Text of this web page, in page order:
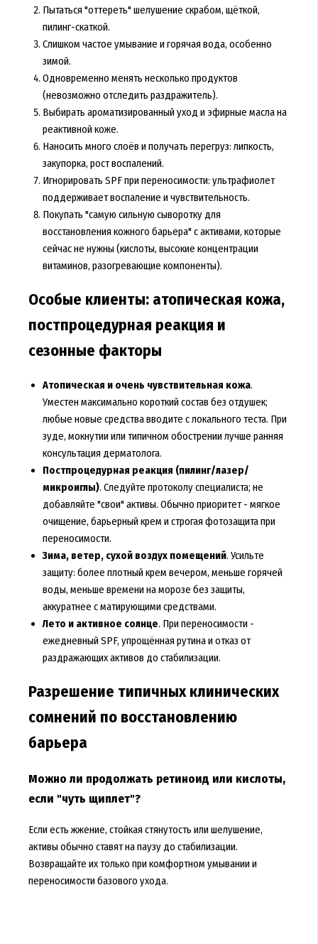
Пытаться "оттереть" шелушение скрабом, щёткой,
пилинг-скаткой.
Слишком частое умывание и горячая вода, особенно
зимой.
Одновременно менять несколько продуктов
(невозможно отследить раздражитель).
Выбирать ароматизированный уход и эфирные масла на
реактивной коже.
Наносить много слоёв и получать перегруз: липкость,
закупорка, рост воспалений.
Игнорировать SPF при переносимости: ультрафиолет
поддерживает воспаление и чувствительность.
Покупать "самую сильную сыворотку для
восстановления кожного барьера" с активами, которые
сейчас не нужны (кислоты, высокие концентрации
витаминов, разогревающие компоненты).
Особые клиенты: атопическая кожа,
постпроцедурная реакция и
сезонные факторы
Атопическая и очень чувствительная кожа.
Уместен максимально короткий состав без отдушек;
любые новые средства вводите с локального теста. При
зуде, мокнутии или типичном обострении лучше ранняя
консультация дерматолога.
Постпроцедурная реакция (пилинг/лазер/
микроиглы). Следуйте протоколу специалиста; не
добавляйте "свои" активы. Обычно приоритет - мягкое
очищение, барьерный крем и строгая фотозащита при
переносимости.
Зима, ветер, сухой воздух помещений. Усильте
защиту: более плотный крем вечером, меньше горячей
воды, меньше времени на морозе без защиты,
аккуратнее с матирующими средствами.
Лето и активное солнце. При переносимости -
ежедневный SPF, упрощённая рутина и отказ от
раздражающих активов до стабилизации.
Разрешение типичных клинических
сомнений по восстановлению
барьера
Можно ли продолжать ретиноид или кислоты,
если "чуть щиплет"?
Если есть жжение, стойкая стянутость или шелушение,
активы обычно ставят на паузу до стабилизации.
Возвращайте их только при комфортном умывании и
переносимости базового ухода.